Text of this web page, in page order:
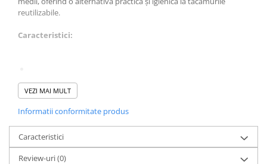
reutilizabile.
Caracteristici:
Setul conține 10 cuțite de unica folosința
Dimensiuni: 17 x 1.6 cm
VEZI MAI MULT
Informatii conformitate produs
Caracteristici
Review-uri(0)